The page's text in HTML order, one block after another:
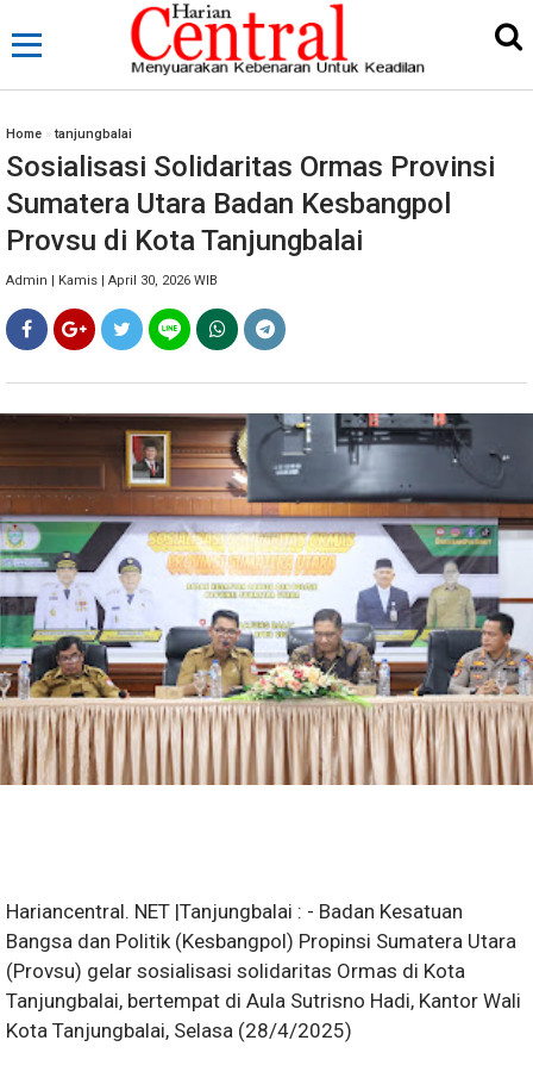
Home »tanjungbalai
Sosialisasi Solidaritas Ormas Provinsi
Sumatera Utara Badan Kesbangpol
Provsu di Kota Tanjungbalai
Admin | Kamis | April 30, 2026 WIB
Hariancentral. NET |Tanjungbalai : - Badan Kesatuan
Bangsa dan Politik (Kesbangpol) Propinsi Sumatera Utara
(Provsu) gelar sosialisasi solidaritas Ormas di Kota
Tanjungbalai, bertempat di Aula Sutrisno Hadi, Kantor Wali
Kota Tanjungbalai, Selasa (28/4/2025)